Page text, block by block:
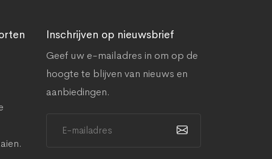
Inschrijven op nieuwsbrief
Geef uw e-mailadres in om op de
hoogte te blijven van nieuws en
aanbiedingen.